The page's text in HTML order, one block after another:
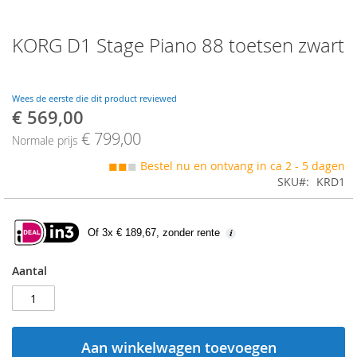
KORG D1 Stage Piano 88 toetsen zwart
Wees de eerste die dit product reviewed
Speciale
€ 569,00
Normale prijs € 799,00
◼◼◼ Bestel nu en ontvang in ca 2 - 5 dagen
SKU
KRD1
Of 3x € 189,67, zonder rente
Aantal
Aan winkelwagen toevoegen
to
the
the
images
gallery